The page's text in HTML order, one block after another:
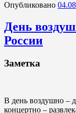
Опубликовано
День
России
Заметка
В день воздушно –
концертно –